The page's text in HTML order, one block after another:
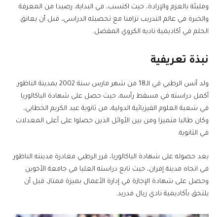
ومليئة بالعزم والإرادة، حيث اكتسب، في البداية، رصيدا من المعرفة
والخبرة في عالم التدريب تزامنا مع تحصيله الدراسي، قبل أن يعانق
الحلم في أكاديمية ناديه الكروي المفضل.
نبذة تعريفية
ولد أنس الرطبي في الـ18 من شهر مارس سنة 2002 بمدينة الناظور.
أكمل دراسته في مسقط رأسه، حيث حصل على شهادة الباكالوريا
في شعبة العلوم الفيزيائية الدولية، من ثانوية عبد الكريم الخطابي،
وكان طالبا متميزا ومن بين الأوائل الذين حصلوا على أعلى المعدلات
في الثانوية.
بعد حصوله على شهادة الباكالوريا، قرر الرطبي مغادرة مدينته الناظور
في اتجاه مدينة إفران، حيث تابع دراسته العليا في جامعة الأخوين
وحصل على شهادة الإجازة في إدارة الأعمال بميزة ممتاز، قبل أن
يلتحق بأكاديمية نادي ريال مدريد.